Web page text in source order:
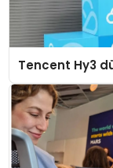
Tencent Hy3